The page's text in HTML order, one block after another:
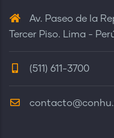
Av. Paseo de la
Tercer Piso. Lima -
(511) 611-3700